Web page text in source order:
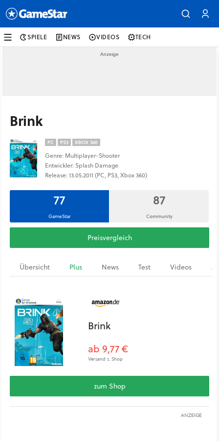
SPIELE NEWS VIDEOS TECH
Brink
PC PS3 XBOX 360
Genre: Multiplayer-Shooter
Entwickler: Splash Damage
Release: 13.05.2011 (PC, PS3, Xbox 360)
77
GameStar
87
Community
Preisvergleich
Übersicht Plus News Test Videos
Brink
ab 9,77 €
Versand s. Shop
zum Shop
ANZEIGE